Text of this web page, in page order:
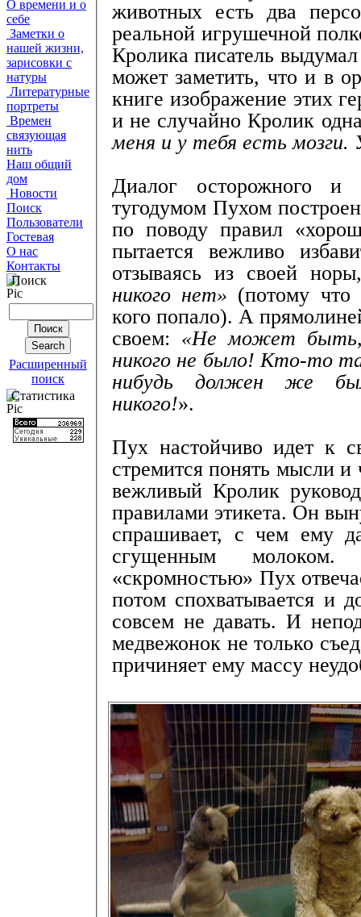
О времени и о
себе
Заметки о
нашей жизни,
зарисовки с
натуры
Литературные
портреты
Времен
связующая
нить
Наш общий
дом
Новости
Поиск
Пользователи
Гостевая
О нас
Контакты
Поиск
Расширенный
поиск
Статистика
животных есть два
реальной игрушечной
Кролика писатель
может заметить, что и в
книге изображение этих
и не случайно Кролик
меня и у тебя есть
Диалог осторожного и
тугодумом Пухом
по поводу правил
пытается вежливо
отзываясь из своей
никого нет» (потому что
кого попало). А
своем: «Не может быть,
никого не было! Кто-то
нибудь должен же
никого!».
Пух настойчиво идет к
стремится понять мысли и
вежливый Кролик
правилами этикета. Он
спрашивает, с чем ему
сгущенным
«скромностью» Пух
потом спохватывается и
совсем не давать. И
медвежонок не только
причиняет ему массу